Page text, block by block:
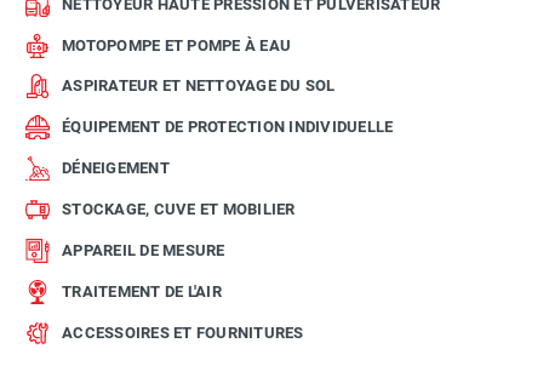
NETTOYEUR HAUTE PRESSION ET PULVÉRISATEUR
MOTOPOMPE ET POMPE À EAU
ASPIRATEUR ET NETTOYAGE DU SOL
ÉQUIPEMENT DE PROTECTION INDIVIDUELLE
DÉNEIGEMENT
STOCKAGE, CUVE ET MOBILIER
APPAREIL DE MESURE
TRAITEMENT DE L'AIR
ACCESSOIRES ET FOURNITURES